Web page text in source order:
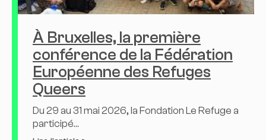
À Bruxelles, la première
conférence de la Fédération
Européenne des Refuges
Queers
Du 29 au 31 mai 2026, la Fondation Le Refuge a
participé...